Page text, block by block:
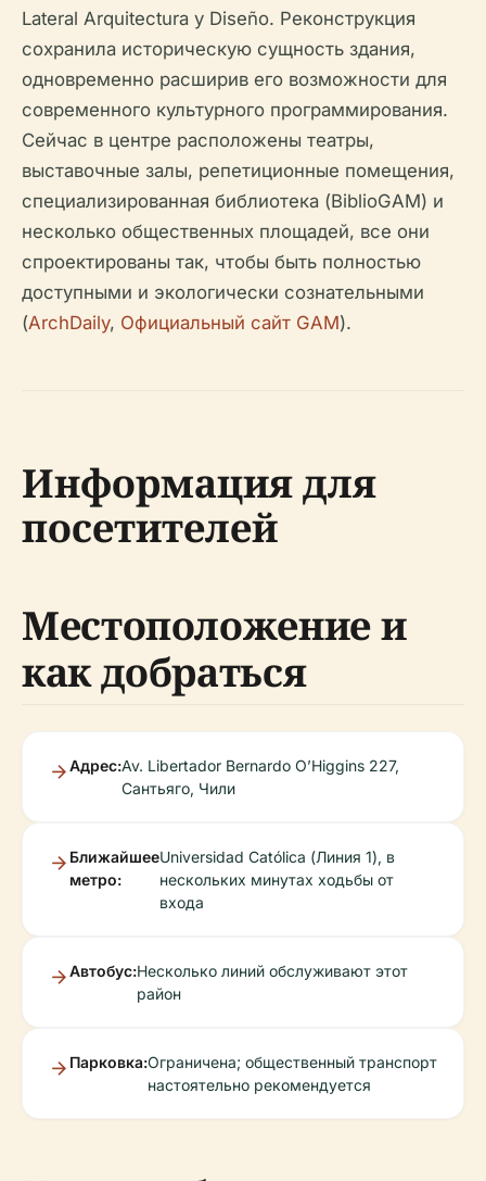
Lateral Arquitectura y Diseño. Реконструкция
сохранила историческую сущность здания,
одновременно расширив его возможности для
современного культурного программирования.
Сейчас в центре расположены театры,
выставочные залы, репетиционные помещения,
специализированная библиотека (BiblioGAM) и
несколько общественных площадей, все они
спроектированы так, чтобы быть полностью
доступными и экологически сознательными
(ArchDaily, Официальный сайт GAM).
Информация для
посетителей
Местоположение и
как добраться
Адрес:Av. Libertador Bernardo O’Higgins 227,
Сантьяго, Чили
Ближайшее
метро:
Universidad Católica (Линия 1), в
нескольких минутах ходьбы от
входа
Автобус:Несколько линий обслуживают этот
район
Парковка:Ограничена; общественный транспорт
настоятельно рекомендуется